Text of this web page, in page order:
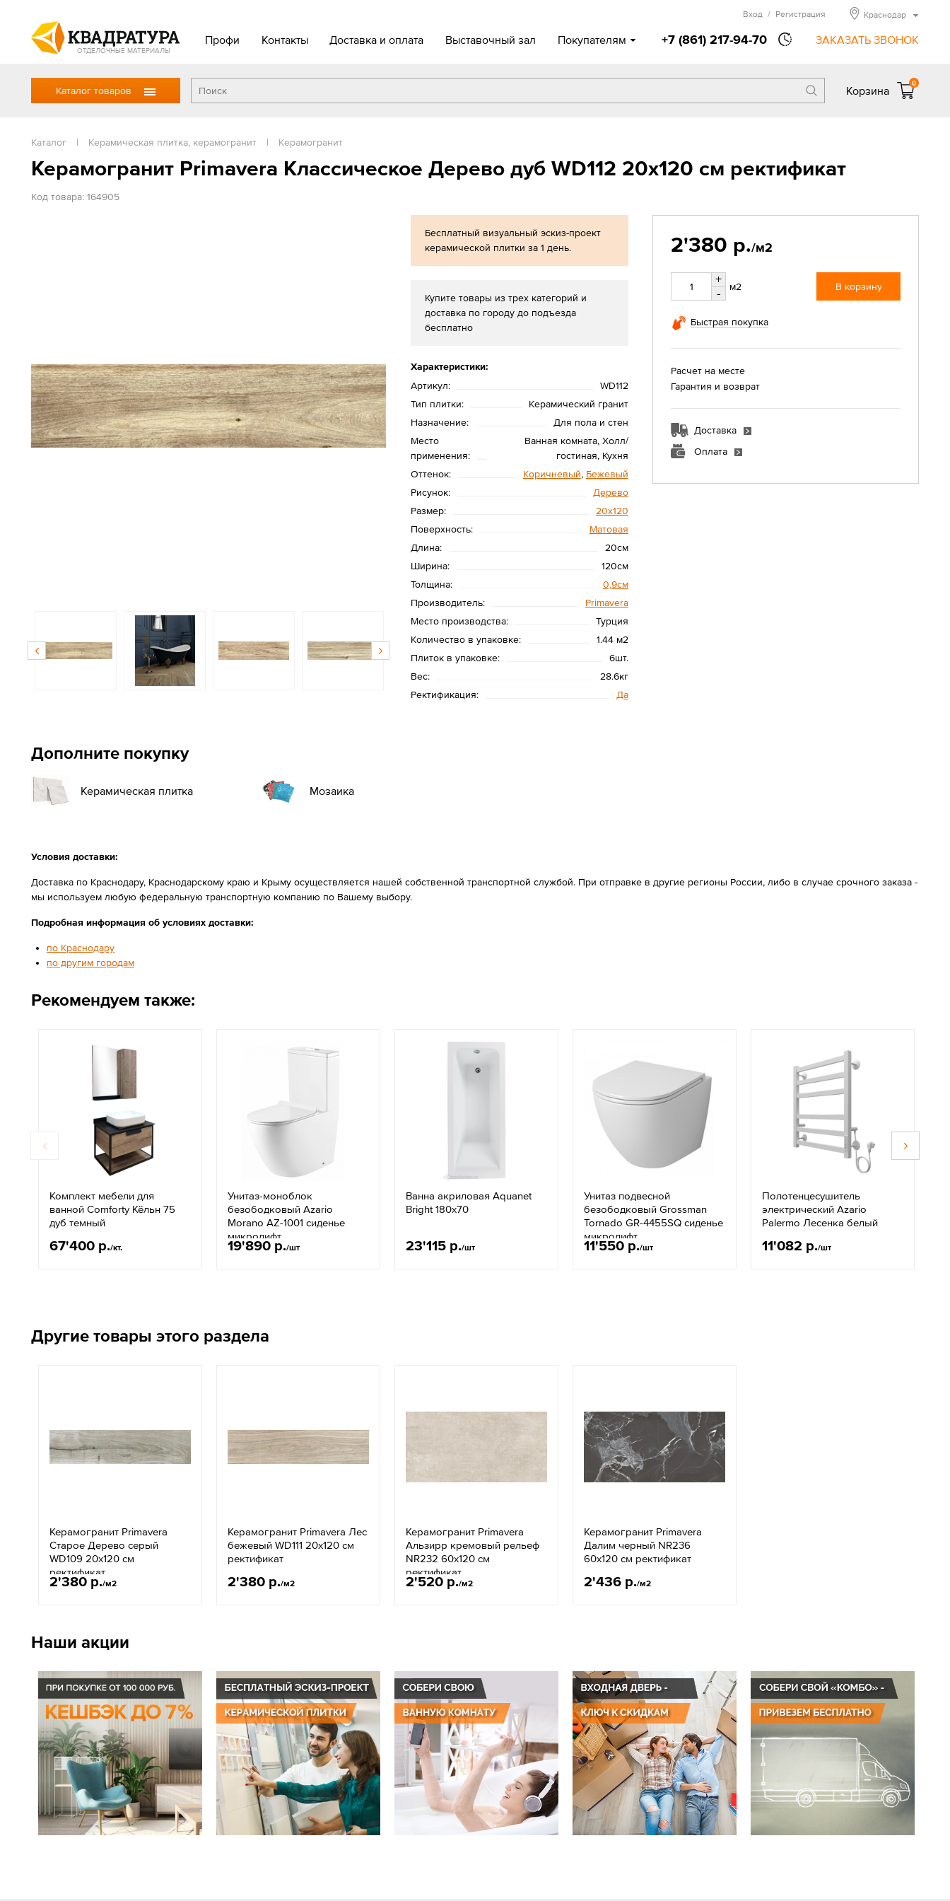
ОТДЕЛОЧНЫЕ МАТЕРИАЛЫ
Профи Контакты Доставка и оплата Выставочный зал Покупателям +7 (861) 217-94-70 ЗАКАЗАТЬ ЗВОНОК
Вход / Регистрация Краснодар
Каталог товаров Корзина
0
Каталог | Керамическая плитка, керамогранит | Керамогранит
Керамогранит Primavera Классическое Дерево дуб WD112 20x120 см ректификат
Код товара: 164905
Бесплатный визуальный эскиз-проект
керамической плитки за 1 день.
Купите товары из трех категорий и
доставка по городу до подъезда
бесплатно
Характеристики:
Артикул:
WD112
Тип плитки:
Керамический гранит
Назначение:
Для пола и стен
Место
применения:
Ванная комната, Холл/
гостиная, Кухня
Оттенок:
Коричневый, Бежевый
Рисунок:
Дерево
Размер:
20х120
Поверхность:
Матовая
Длина:
20см
Ширина:
120см
Толщина:
0,9см
Производитель:
Primavera
Место производства:
Турция
Количество в упаковке:
1.44 м2
Плиток в упаковке:
6шт.
Вес:
28.6кг
Ректификация:
Да
2'380 р./м2
+
-
м2 В корзину
Быстрая покупка
Расчет на месте
Гарантия и возврат
Доставка
Оплата
Дополните покупку
Керамическая плитка Мозаика
Условия доставки:
Доставка по Краснодару, Краснодарскому краю и Крыму осуществляется нашей собственной транспортной службой. При отправке в другие регионы России, либо в случае срочного заказа -
мы используем любую федеральную транспортную компанию по Вашему выбору.
Подробная информация об условиях доставки:
по Краснодару
по другим городам
Рекомендуем также:
Комплект мебели для
ванной Comforty Кёльн 75
дуб темный
67'400 р./кт.
Унитаз-моноблок
безободковый Azario
Morano AZ-1001 сиденье
микролифт
19'890 р./шт
Ванна акриловая Aquanet
Bright 180x70
23'115 р./шт
Унитаз подвесной
безободковый Grossman
Tornado GR-4455SQ сиденье
микролифт
11'550 р./шт
Полотенцесушитель
электрический Azario
Palermo Лесенка белый
11'082 р./шт
Другие товары этого раздела
Керамогранит Primavera
Старое Дерево серый
WD109 20x120 см
ректификат
2'380 р./м2
Керамогранит Primavera Лес
бежевый WD111 20x120 см
ректификат
2'380 р./м2
Керамогранит Primavera
Альзирр кремовый рельеф
NR232 60x120 см
ректификат
2'520 р./м2
Керамогранит Primavera
Далим черный NR236
60x120 см ректификат
2'436 р./м2
Наши акции